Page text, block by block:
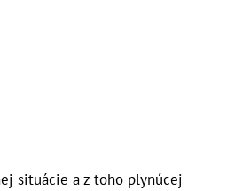
situácie a z toho plynúcej